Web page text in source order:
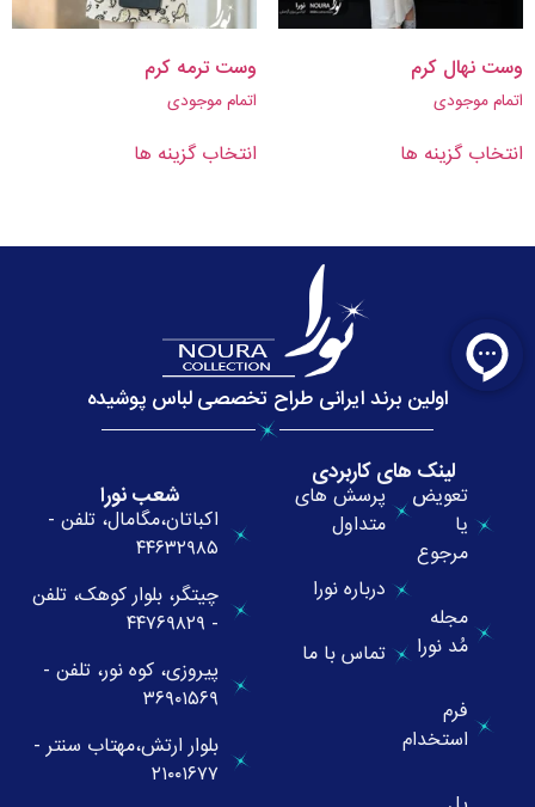
وست نهال کرم
اتمام موجودی
انتخاب گزینه ها
وست ترمه کرم
اتمام موجودی
انتخاب گزینه ها
اولین برند ایرانی طراح تخصصی لباس پوشیده
لینک های کاربردی
تعویض
یا
مرجوع
مجله
مُد نورا
فرم
استخدام
پرسش های
متداول
درباره نورا
تماس با ما
شعب نورا
اکباتان،مگامال، تلفن -
۴۴۶۳۲۹۸۵
چیتگر، بلوار کوهک، تلفن
- ۴۴۷۶۹۸۲۹
پیروزی، کوه نور، تلفن -
۳۶۹۰۱۵۶۹
بلوار ارتش،مهتاب سنتر -
۲۱۰۰۱۶۷۷